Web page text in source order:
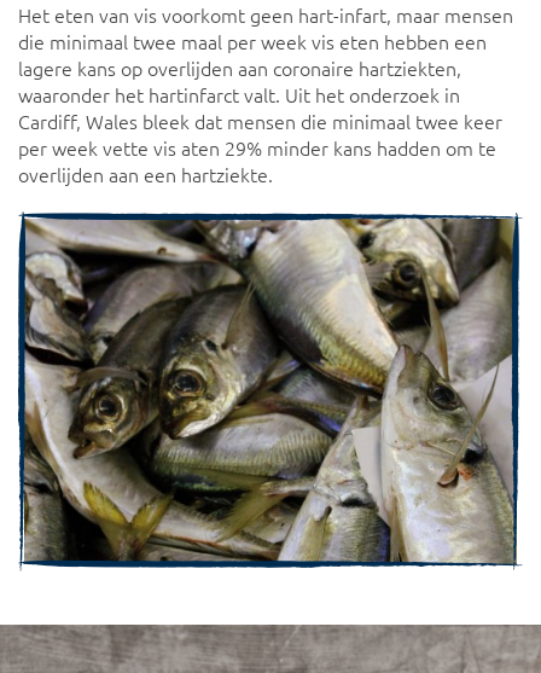
Het eten van vis voorkomt geen hart-infart, maar mensen
die minimaal twee maal per week vis eten hebben een
lagere kans op overlijden aan coronaire hartziekten,
waaronder het hartinfarct valt. Uit het onderzoek in
Cardiff, Wales bleek dat mensen die minimaal twee keer
per week vette vis aten 29% minder kans hadden om te
overlijden aan een hartziekte.